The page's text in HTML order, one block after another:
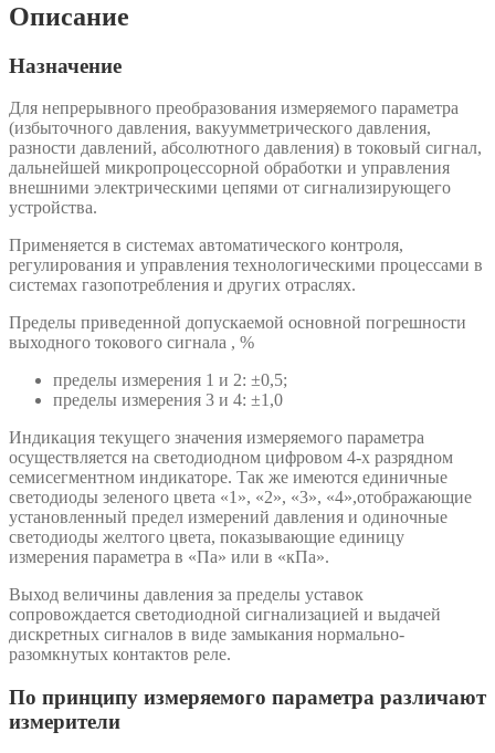
Описание
Назначение
Для непрерывного преобразования измеряемого параметра
(избыточного давления, вакуумметрического давления,
разности давлений, абсолютного давления) в токовый сигнал,
дальнейшей микропроцессорной обработки и управления
внешними электрическими цепями от сигнализирующего
устройства.
Применяется в системах автоматического контроля,
регулирования и управления технологическими процессами в
системах газопотребления и других отраслях.
Пределы приведенной допускаемой основной погрешности
выходного токового сигнала , %
пределы измерения 1 и 2: ±0,5;
пределы измерения 3 и 4: ±1,0
Индикация текущего значения измеряемого параметра
осуществляется на светодиодном цифровом 4-х разрядном
семисегментном индикаторе. Так же имеются единичные
светодиоды зеленого цвета «1», «2», «3», «4»,отображающие
установленный предел измерений давления и одиночные
светодиоды желтого цвета, показывающие единицу
измерения параметра в «Па» или в «кПа».
Выход величины давления за пределы уставок
сопровождается светодиодной сигнализацией и выдачей
дискретных сигналов в виде замыкания нормально-
разомкнутых контактов реле.
По принципу измеряемого параметра различают
измерители